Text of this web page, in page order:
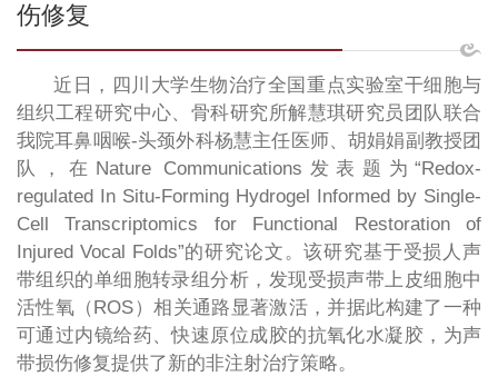
伤修复
近日，四川大学生物治疗全国重点实验室干细胞与
组织工程研究中心、骨科研究所解慧琪研究员团队联合
我院耳鼻咽喉-头颈外科杨慧主任医师、胡娟娟副教授团
队，在Nature Communications发表题为“Redox-
regulated In Situ-Forming Hydrogel Informed by Single-
Cell Transcriptomics for Functional Restoration of
Injured Vocal Folds”的研究论文。该研究基于受损人声
带组织的单细胞转录组分析，发现受损声带上皮细胞中
活性氧（ROS）相关通路显著激活，并据此构建了一种
可通过内镜给药、快速原位成胶的抗氧化水凝胶，为声
带损伤修复提供了新的非注射治疗策略。